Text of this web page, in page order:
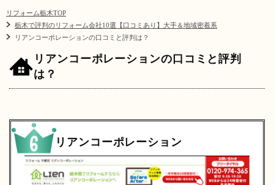
リフォーム栃木TOP
栃木で評判のリフォーム会社10選【口コミあり】大手＆地域密着系
リアンコーポレーションの口コミと評判は？
リアンコーポレーションの口コミと評判
は？
リアンコーポレーション